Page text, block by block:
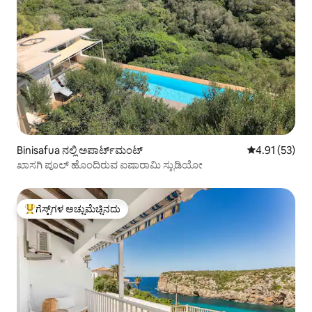
Binisafua ನಲ್ಲಿ ಅಪಾರ್ಟ್‌ಮಂಟ್ 5 ರಲ್ಲಿ 4.91
4.91 (53)
ಖಾಸಗಿ ಪೂಲ್ ಹೊಂದಿರುವ ಐಷಾರಾಮಿ ಸ್ಟುಡಿಯೋ
ಗೆಸ್ಟ್‌ಗಳಿಗೆ ಅತಿ ಹೆಚ್ಚು ಅಚ್ಚುಮೆಚ್ಚಿನದು
ಗೆಸ್ಟ್‌ಗಳ ಅಚ್ಚುಮೆಚ್ಚಿನದು